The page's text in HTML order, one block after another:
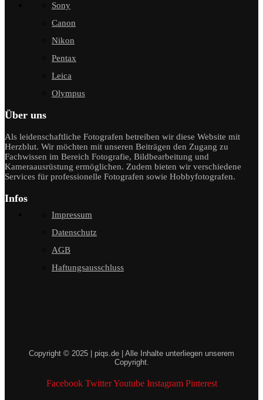
Sony
Canon
Nikon
Pentax
Leica
Olympus
Über uns
Als leidenschaftliche Fotografen betreiben wir diese Website mit
Herzblut. Wir möchten mit unseren Beiträgen den Zugang zu
Fachwissen im Bereich Fotografie, Bildbearbeitung und
Kameraausrüstung ermöglichen. Zudem bieten wir verschiedene
Services für professionelle Fotografen sowie Hobbyfotografen.
Infos
Impressum
Datenschutz
AGB
Haftungsausschluss
Copyright © 2025 | piqs.de | Alle Inhalte unterliegen unserem
Copyright.
Facebook Twitter Youtube Instagram Pinterest